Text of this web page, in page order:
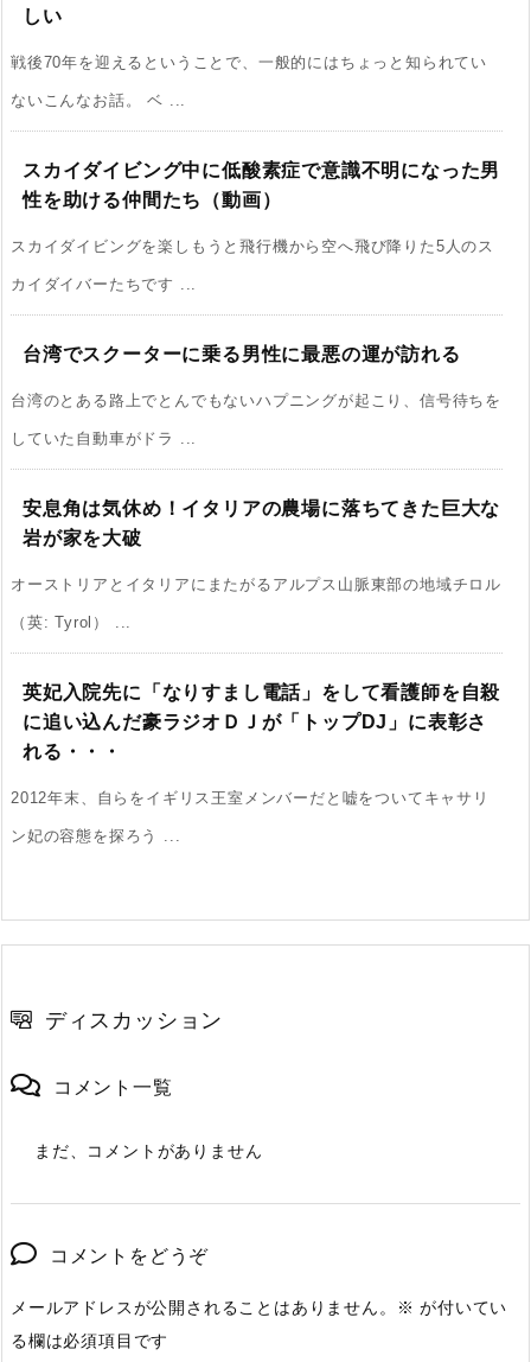
しい
戦後70年を迎えるということで、一般的にはちょっと知られてい
ないこんなお話。 ベ ...
スカイダイビング中に低酸素症で意識不明になった男
性を助ける仲間たち（動画）
スカイダイビングを楽しもうと飛行機から空へ飛び降りた5人のス
カイダイバーたちです ...
台湾でスクーターに乗る男性に最悪の運が訪れる
台湾のとある路上でとんでもないハプニングが起こり、信号待ちを
していた自動車がドラ ...
安息角は気休め！イタリアの農場に落ちてきた巨大な
岩が家を大破
オーストリアとイタリアにまたがるアルプス山脈東部の地域チロル
（英: Tyrol） ...
英妃入院先に「なりすまし電話」をして看護師を自殺
に追い込んだ豪ラジオＤＪが「トップDJ」に表彰さ
れる・・・
2012年末、自らをイギリス王室メンバーだと嘘をついてキャサリ
ン妃の容態を探ろう ...
ディスカッション
コメント一覧
まだ、コメントがありません
コメントをどうぞ
メールアドレスが公開されることはありません。 ※ が付いてい
る欄は必須項目です